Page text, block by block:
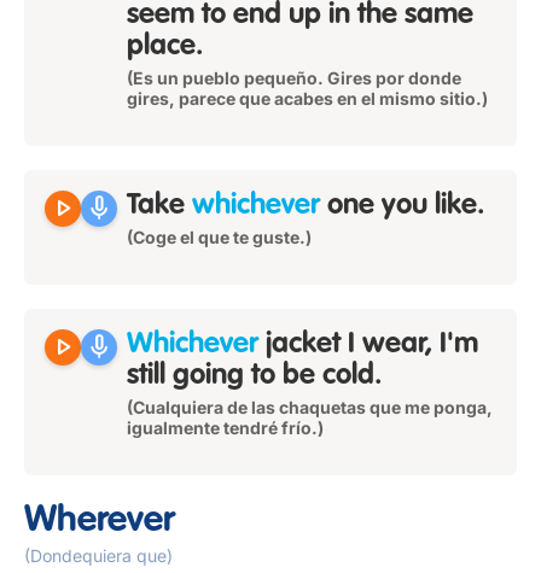
seem to end up in the same
place.
(Es un pueblo pequeño. Gires por donde
gires, parece que acabes en el mismo sitio.)
play_arrow mic Take whicheverone you like.
(Coge el que te guste.)
play_arrow mic Whicheverjacket I wear, I'm
still going to be cold.
(Cualquiera de las chaquetas que me ponga,
igualmente tendré frío.)
Wherever
(Dondequiera que)